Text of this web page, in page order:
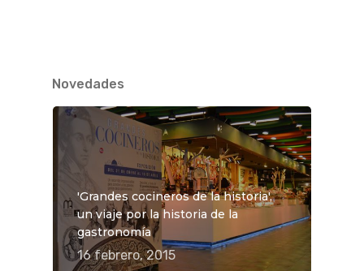
Novedades
'Grandes cocineros de la historia',
un viaje por la historia de la
gastronomía
16 febrero, 2015